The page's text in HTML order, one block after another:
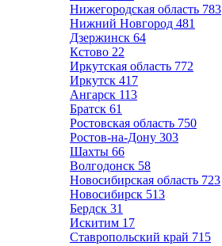
Нижегородская область 783
Нижний Новгород 481
Дзержинск 64
Кстово 22
Иркутская область 772
Иркутск 417
Ангарск 113
Братск 61
Ростовская область 750
Ростов-на-Дону 303
Шахты 66
Волгодонск 58
Новосибирская область 723
Новосибирск 513
Бердск 31
Искитим 17
Ставропольский край 715